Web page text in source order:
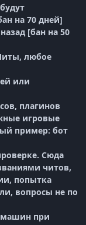
на 70 дней]
[бан на 50
любое
или
плагинов
игровые
пример: бот
Сюда
читов,
попытка
вопросы не по
при